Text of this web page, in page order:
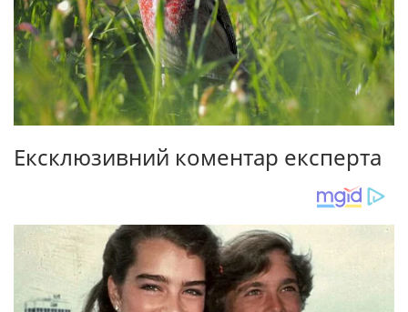
Ексклюзивний коментар експерта